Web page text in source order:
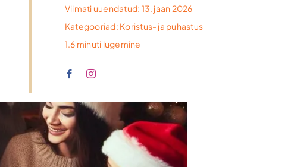
Viimati uuendatud: 13. jaan 2026
Kategooriad: Koristus- ja puhastus
1.6 minuti lugemine